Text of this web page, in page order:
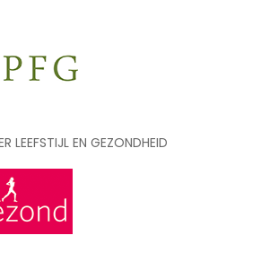
LEEFSTIJL EN GEZONDHEID